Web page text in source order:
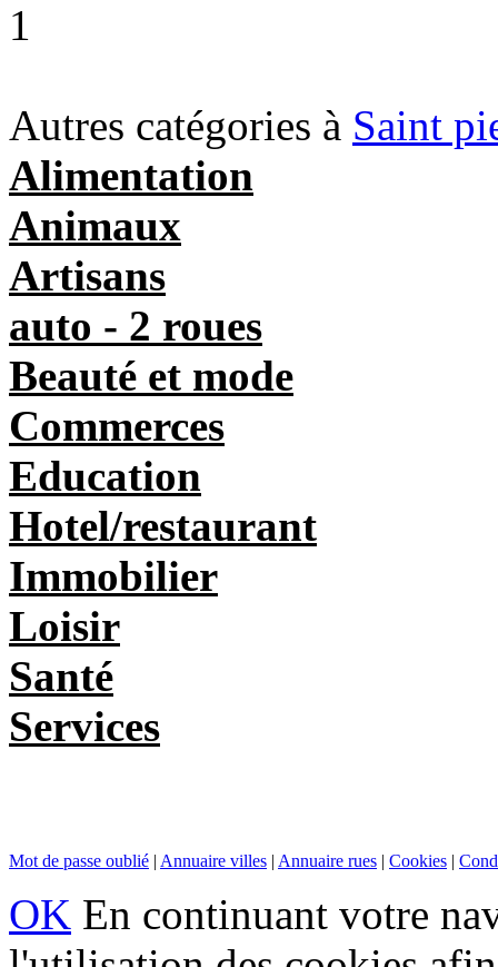
1
Autres catégories à Saint
Alimentation
Animaux
Artisans
auto - 2 roues
Beauté et mode
Commerces
Education
Hotel/restaurant
Immobilier
Loisir
Santé
Services
Mot de passe oublié | Annuaire villes | Annuaire rues | Cookies |
OK En continuant votre